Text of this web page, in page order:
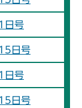
日号
日号
日号
日号